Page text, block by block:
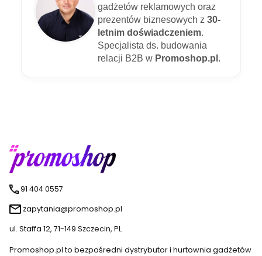
gadżetów reklamowych oraz
prezentów biznesowych z 30-
letnim doświadczeniem.
Specjalista ds. budowania
relacji B2B w Promoshop.pl .
91 404 0557
zapytania@promoshop.pl
ul. Staffa 12, 71-149 Szczecin, PL
Promoshop.pl to bezpośredni dystrybutor i hurtownia gadżetów